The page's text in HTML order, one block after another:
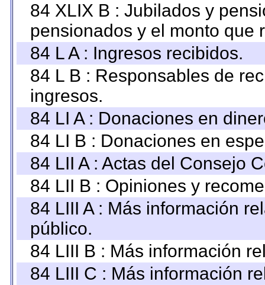
84 XLIX B : Jubilados y
pensionados y el monto que
84 L A : Ingresos recibidos.
84 L B : Responsables de
ingresos.
84 LI A : Donaciones en
84 LI B : Donaciones en
84 LII A : Actas del Consejo
84 LII B : Opiniones y
84 LIII A : Más información
público.
84 LIII B : Más información
84 LIII C : Más información